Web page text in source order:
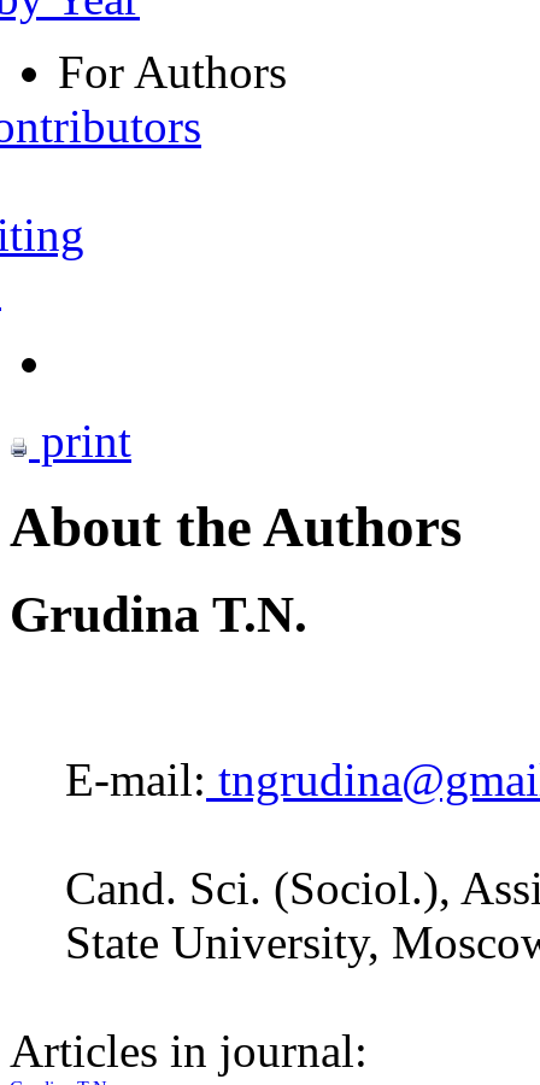
For Authors
print
About the Authors
Grudina T.N.
E-mail:
Cand. Sci. (Sociol.),
State University,
Articles in journal: